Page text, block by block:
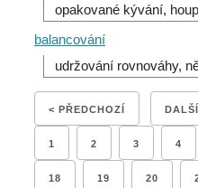
opakované kývání,
balancování
udržování rovnováhy,
< PŘEDCHOZÍ
1 2 3 4
18 19 20